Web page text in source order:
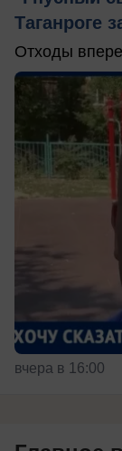
Таганроге
Отходы
вчера в 16:00